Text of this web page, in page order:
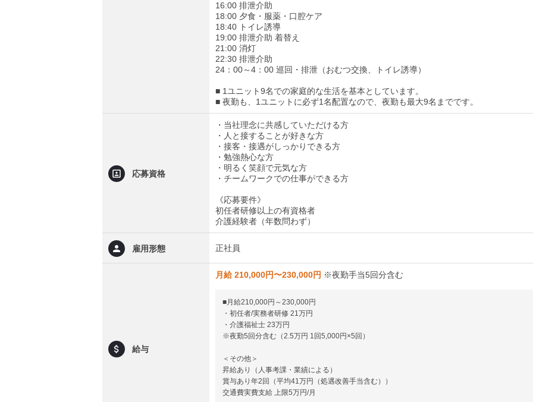
16:00 排泄介助
18:00 夕食・服薬・口腔ケア
18:40 トイレ誘導
19:00 排泄介助 着替え
21:00 消灯
22:30 排泄介助
24：00～4：00 巡回・排泄（おむつ交換、トイレ誘導）
■ 1ユニット9名での家庭的な生活を基本としています。
■ 夜勤も、1ユニットに必ず1名配置なので、夜勤も最大9名までです。
応募資格
・当社理念に共感していただける方
・人と接することが好きな方
・接客・接遇がしっかりできる方
・勉強熱心な方
・明るく笑顔で元気な方
・チームワークでの仕事ができる方
《応募要件》
初任者研修以上の有資格者
介護経験者（年数問わず）
雇用形態 正社員
給与
月給 210,000円〜230,000円 ※夜勤手当5回分含む
■月給210,000円～230,000円
・初任者/実務者研修 21万円
・介護福祉士 23万円
※夜勤5回分含む（2.5万円 1回5,000円×5回）
＜その他＞
昇給あり（人事考課・業績による）
賞与あり年2回（平均41万円（処遇改善手当含む））
交通費実費支給 上限5万円/月